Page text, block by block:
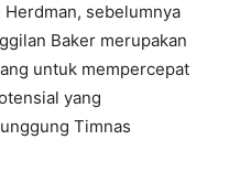
sebelumnya
Baker merupakan
untuk mempercepat
yang
Timnas